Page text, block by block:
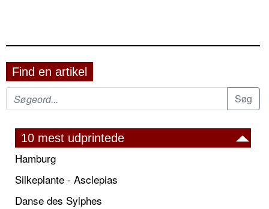
Find en artikel
10 mest udprintede
Hamburg
Silkeplante - Asclepias
Danse des Sylphes